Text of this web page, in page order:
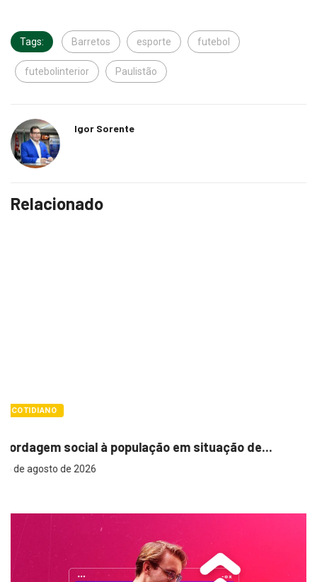
Tags: Barretos esporte futebol
futebolinterior Paulistão
Igor Sorente
Relacionado
6 de agosto de 2026